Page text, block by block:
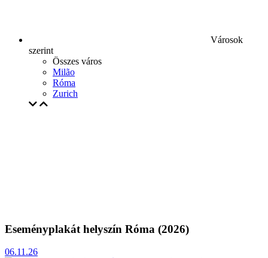
Városok
szerint
Összes város
Milão
Róma
Zurich
Eseményplakát helyszín Róma (2026)
06.11.26